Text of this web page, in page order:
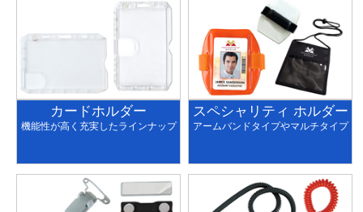
カードホルダー
機能性が高く充実したラインナップ
スペシャリティ ホルダー
アームバンドタイプやマルチタイプ